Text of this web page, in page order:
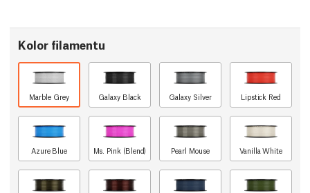
Kolor filamentu
Marble Grey Galaxy Black Galaxy Silver Lipstick Red
Azure Blue Ms. Pink (Blend) Pearl Mouse Vanilla White